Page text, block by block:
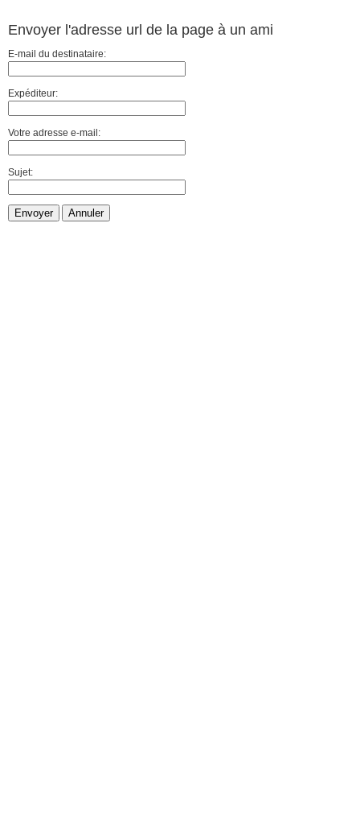
Envoyer l'adresse url de la page à un ami
E-mail du destinataire:
Expéditeur:
Votre adresse e-mail:
Sujet:
Envoyer Annuler